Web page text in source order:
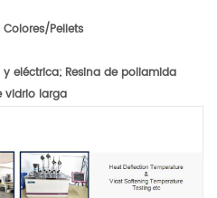
Pellets
eléctrica; Resina de poliamida
vidrio larga